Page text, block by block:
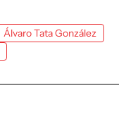
Álvaro Tata González